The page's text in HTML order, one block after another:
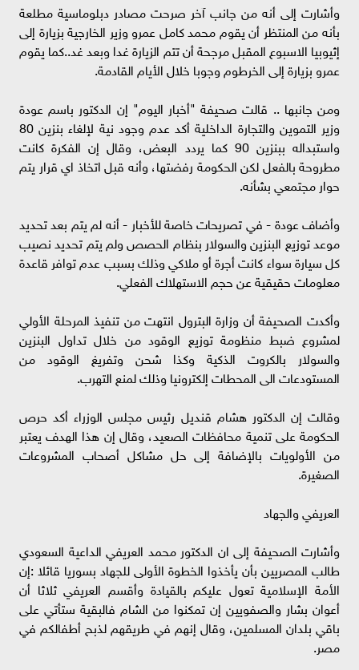
وأشارت إلى أنه من جانب آخر صرحت مصادر دبلوماسية مطلعة
بأنه من المنتظر أن يقوم محمد كامل عمرو وزير الخارجية بزيارة إلى
إثيوبيا الاسبوع المقبل مرجحة أن تتم الزيارة غدا وبعد غد..كما يقوم
عمرو بزيارة إلى الخرطوم وجوبا خلال الأيام القادمة.
ومن جانبها .. قالت صحيفة "أخبار اليوم" إن الدكتور باسم عودة
وزير التموين والتجارة الداخلية أكد عدم وجود نية لإلغاء بنزين 80
واستبداله ببنزين 90 كما يردد البعض، وقال إن الفكرة كانت
مطروحة بالفعل لكن الحكومة رفضتها، وأنه قبل اتخاذ اي قرار يتم
حوار مجتمعي بشأنه.
وأضاف عودة - في تصريحات خاصة للأخبار - أنه لم يتم بعد تحديد
موعد توزيع البنزين والسولار بنظام الحصص ولم يتم تحديد نصيب
كل سيارة سواء كانت أجرة أو ملاكي وذلك بسبب عدم توافر قاعدة
معلومات حقيقية عن حجم الاستهلاك الفعلي.
وأكدت الصحيفة أن وزارة البترول انتهت من تنفيذ المرحلة الأولي
لمشروع ضبط منظومة توزيع الوقود من خلال تداول البنزين
والسولار بالكروت الذكية وكذا شحن وتفريغ الوقود من
المستودعات الى المحطات إلكترونيا وذلك لمنع التهرب.
وقالت إن الدكتور هشام قنديل رئيس مجلس الوزراء أكد حرص
الحكومة على تنمية محافظات الصعيد، وقال إن هذا الهدف يعتبر
من الأولويات بالإضافة إلى حل مشاكل أصحاب المشروعات
الصغيرة.
العريفي والجهاد
وأشارت الصحيفة إلى ان الدكتور محمد العريفي الداعية السعودي
طالب المصريين بأن يأخذوا الخطوة الأولى للجهاد بسوريا قائلا :إن
الأمة الإسلامية تعول عليكم بالقيادة وأقسم العريفي ثلاثا أن
أعوان بشار والصفويين إن تمكنوا من الشام فالبقية ستأتي على
باقي بلدان المسلمين، وقال إنهم في طريقهم لذبح أطفالكم في
مصر.